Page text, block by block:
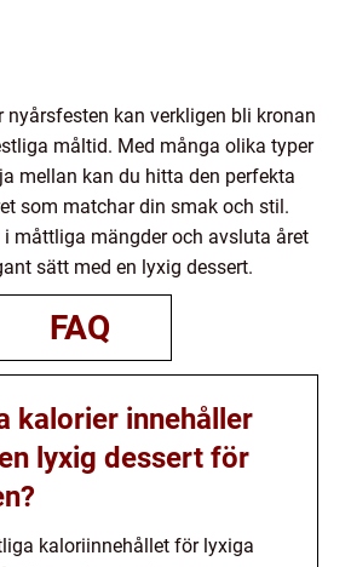
nyårsfesten kan verkligen bli kronan
måltid. Med många olika typer
mellan kan du hitta den perfekta
som matchar din smak och stil.
måttliga mängder och avsluta året
sätt med en lyxig dessert.
FAQ
kalorier innehåller
lyxig dessert för
kaloriinnehållet för lyxiga